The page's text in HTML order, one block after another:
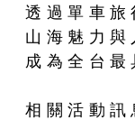
透過單車旅
山海魅力與
成為全台最
相關活動訊